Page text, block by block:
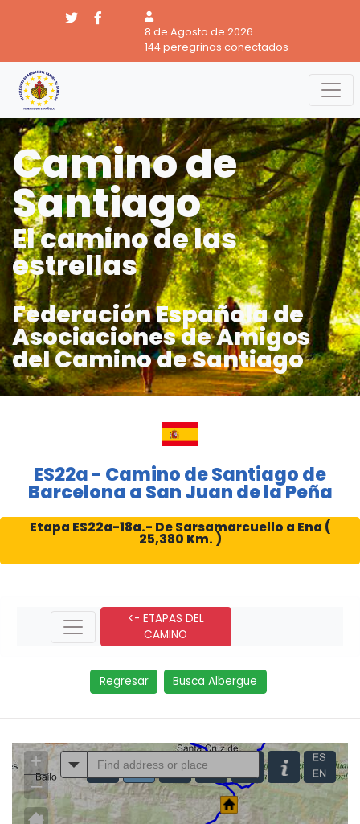
8 de Agosto de 2026
144 peregrinos conectados
Camino de
Santiago
El camino de las
estrellas
Federación Española de
Asociaciones de Amigos
del Camino de Santiago
ES22a - Camino de Santiago de
Barcelona a San Juan de la Peña
Etapa ES22a-18a.- De Sarsamarcuello a Ena (
25,380 Km. )
<- ETAPAS DEL
CAMINO
Regresar Busca Albergue